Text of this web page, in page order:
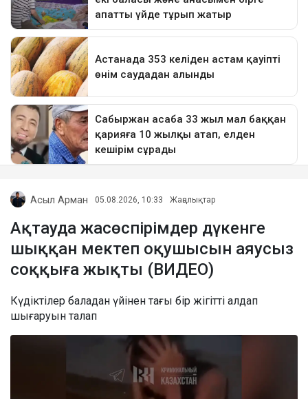
Асыл Арман 05.08.2026, 10:33 Жаңалықтар
Ақтауда жасөспірімдер дүкенге
шыққан мектеп оқушысын аяусыз
соққыға жықты (ВИДЕО)
Күдіктілер баладан үйінен тағы бір жігітті алдап
шығаруын талап